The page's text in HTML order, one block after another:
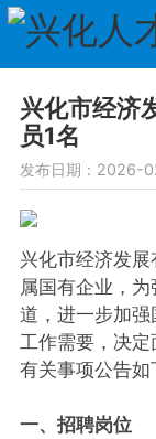
兴化市经济
员1名
发布日期：2026-
兴化市经济发展
属国有企业，
道，进一步加
工作需要，决
有关事项公告如
一、招聘岗位